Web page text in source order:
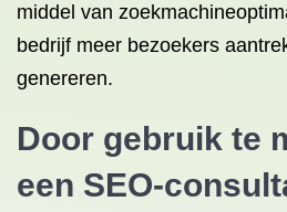
middel van
bedrijf meer bezoekers
genereren.
Door gebruik te
een SEO-